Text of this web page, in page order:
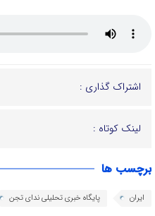
اشتراک گذاری :
لینک کوتاه :
برچسب ها
ایران پایگاه خبری تحلیلی ندای تجن